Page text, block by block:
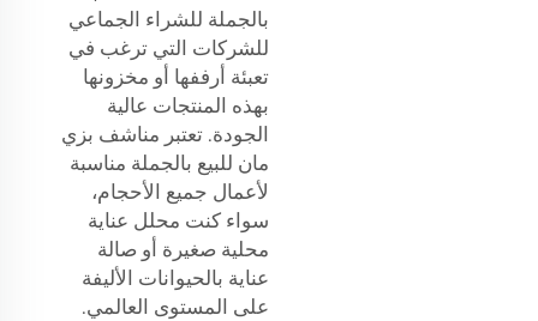
بالجملة للشراء الجماعي
للشركات التي ترغب في
تعبئة أرففها أو مخزونها
بهذه المنتجات عالية
الجودة. تعتبر مناشف بزي
مان للبيع بالجملة مناسبة
لأعمال جميع الأحجام،
سواء كنت محلل عناية
محلية صغيرة أو صالة
عناية بالحيوانات الأليفة
على المستوى العالمي.